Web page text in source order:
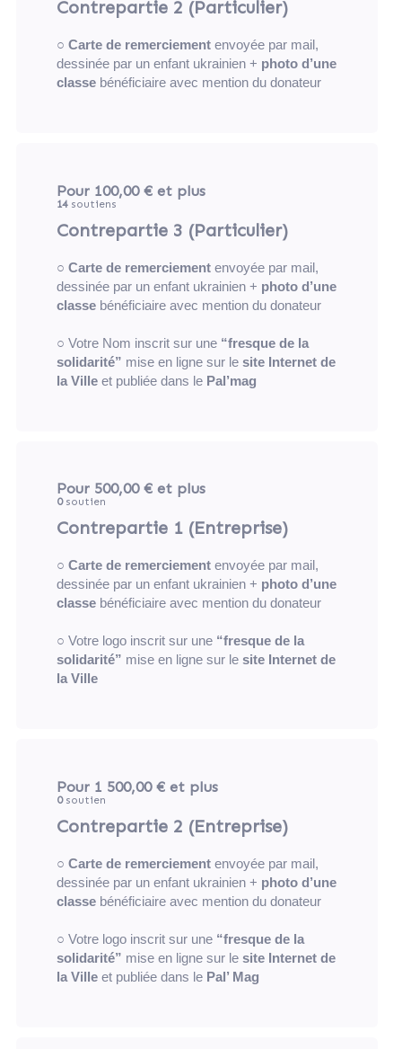
Contrepartie 2 (Particulier)
○ Carte de remerciementenvoyée par mail,
dessinée par un enfant ukrainien + photo d’une
classebénéficiaire avec mention du donateur
Pour 100,00 € et plus
14soutiens
Contrepartie 3 (Particulier)
○ Carte de remerciementenvoyée par mail,
dessinée par un enfant ukrainien + photo d’une
classebénéficiaire avec mention du donateur
○ Votre Nom inscrit sur une “fresque de la
solidarité” mise en ligne sur le site Internet de
la Villeet publiée dans le Pal’mag
Pour 500,00 € et plus
0soutien
Contrepartie 1 (Entreprise)
○ Carte de remerciementenvoyée par mail,
dessinée par un enfant ukrainien + photo d’une
classebénéficiaire avec mention du donateur
○ Votre logo inscrit sur une “fresque de la
solidarité” mise en ligne sur le site Internet de
la Ville
Pour 1 500,00 € et plus
0soutien
Contrepartie 2 (Entreprise)
○ Carte de remerciementenvoyée par mail,
dessinée par un enfant ukrainien + photo d’une
classebénéficiaire avec mention du donateur
○ Votre logo inscrit sur une “fresque de la
solidarité” mise en ligne sur le site Internet de
la Villeet publiée dans le Pal’ Mag